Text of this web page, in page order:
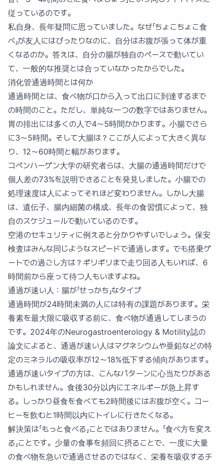
従っているのです。
私自身、長年疑問に思っていました。なぜ「ちょこちょこ食
べ」が友人にはぴったりなのに、自分はお腹が張って体が重
くなるのか。答えは、自分の腸が独自のペースで動いてい
て、一般的な推奨とは合っていなかったからでした。
消化管通過時間とは何か
通過時間とは、食べ物が口から入って出口に到達するまで
の時間のこと。ただし、単純な一つの数字ではありません。
胃の排出には多くの人で4〜5時間かかります。小腸でさら
に3〜5時間。そして大腸は？ここが人によって大きく異な
り、12〜60時間と幅があります。
コペンハーゲン大学の研究者らは、大腸の通過時間だけで
個人差の73%を説明できることを発見しました。小腸での
処理速度は人によってそれほど変わりません。しかし大腸
は、遺伝子、腸内細菌の構成、長年の食習慣によって、独
自のスケジュールで動いているのです。
空港のセキュリティに例えると分かりやすいでしょう。保安
検査はみんな同じようなスピードで通過します。でも搭乗ゲ
ートでの過ごし方は？ギリギリまで走り回る人もいれば、6
時間前から座って待つ人もいますよね。
通過が速い人：腸が「せっかち」なタイプ
通過時間が24時間未満の人には特有の課題があります。栄
養素を最大限に吸収する前に、食べ物が通過してしまうの
です。2024年のNeurogastroenterology & Motility誌の
論文によると、通過が速い人はマグネシウムや亜鉛などの特
定のミネラルの吸収率が12〜18%低下する傾向があります。
通過が速いタイプの方は、こんなパターンに心当たりがある
かもしれません。食後30分以内にエネルギーが急上昇す
る。しっかり昼食を食べても2時間後にはお腹が空く。コー
ヒーを飲むと1時間以内にトイレに行きたくなる。
解決策は「もっと食べる」ことではありません。「食べ方を変え
る」ことです。少量の食事を頻回に摂ることで、一度に大量
の食べ物を急いで通過させるのではなく、栄養を吸収するチ